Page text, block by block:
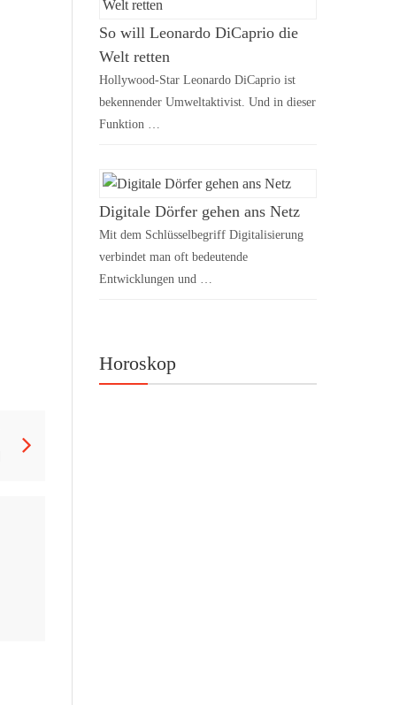
So will Leonardo DiCaprio die
Welt retten
Hollywood-Star Leonardo DiCaprio ist
bekennender Umweltaktivist. Und in dieser
Funktion …
Digitale Dörfer gehen ans Netz
Mit dem Schlüsselbegriff Digitalisierung
verbindet man oft bedeutende
Entwicklungen und …
Horoskop